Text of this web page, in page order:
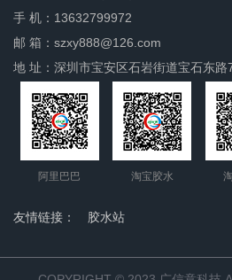
手 机：13632799972
邮 箱： szxy888@126.com
地 址：深圳市宝安区石岩街道宝石东路
阿里巴巴 淘宝胶水
友情链接： 胶水站